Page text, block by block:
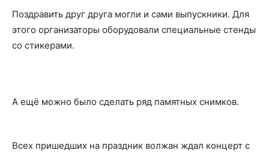
Поздравить друг друга могли и сами выпускники. Для
этого организаторы оборудовали специальные стенды
со стикерами.
А ещё можно было сделать ряд памятных снимков.
Всех пришедших на праздник волжан ждал концерт с